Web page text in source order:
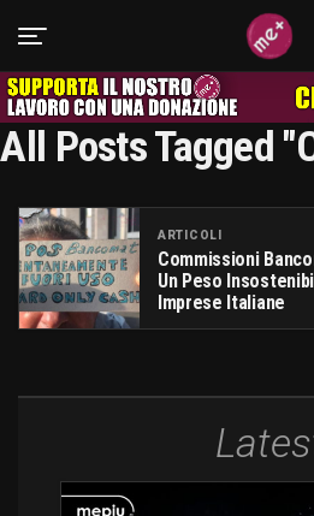
All Posts Tagged
ARTICOLI
Commissioni
Un Peso
Imprese Italiane